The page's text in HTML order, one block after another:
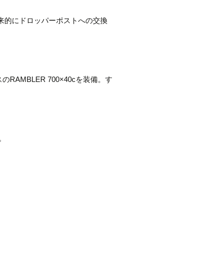
的にドロッパーポストへの交換
RAMBLER 700×40cを装備。す